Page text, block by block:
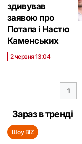
здивував
заявою про
Потапа і Настю
Каменських
2 червня 13:04
1
Зараз в тренді
Шоу BIZ